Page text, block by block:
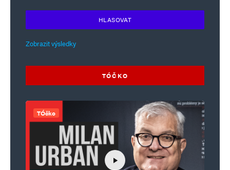
HLASOVAT
Zobrazit výsledky
TÓČKO
TÓčko